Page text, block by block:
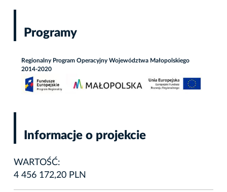
Programy
Regionalny Program Operacyjny Województwa Małopolskiego
2014-2020
Informacje o projekcie
WARTOŚĆ:
4 456 172,20 PLN